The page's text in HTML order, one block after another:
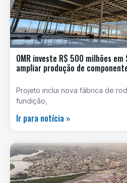
OMR investe R$ 500 milhões
ampliar produção de
Projeto inclui nova fábrica de
fundição,
Ir para notícia »